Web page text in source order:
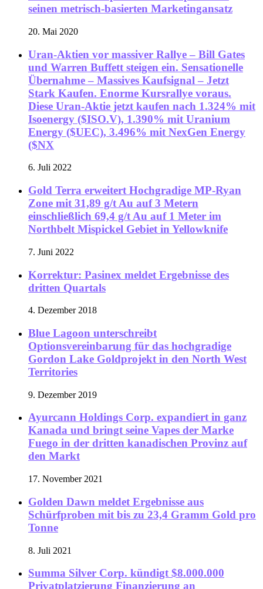
seinen metrisch-basierten Marketingansatz
20. Mai 2020
Uran-Aktien vor massiver Rallye – Bill Gates
und Warren Buffett steigen ein. Sensationelle
Übernahme – Massives Kaufsignal – Jetzt
Stark Kaufen. Enorme Kursrallye voraus.
Diese Uran-Aktie jetzt kaufen nach 1.324% mit
Isoenergy ($ISO.V), 1.390% mit Uranium
Energy ($UEC), 3.496% mit NexGen Energy
($NX
6. Juli 2022
Gold Terra erweitert Hochgradige MP-Ryan
Zone mit 31,89 g/t Au auf 3 Metern
einschließlich 69,4 g/t Au auf 1 Meter im
Northbelt Mispickel Gebiet in Yellowknife
7. Juni 2022
Korrektur: Pasinex meldet Ergebnisse des
dritten Quartals
4. Dezember 2018
Blue Lagoon unterschreibt
Optionsvereinbarung für das hochgradige
Gordon Lake Goldprojekt in den North West
Territories
9. Dezember 2019
Ayurcann Holdings Corp. expandiert in ganz
Kanada und bringt seine Vapes der Marke
Fuego in der dritten kanadischen Provinz auf
den Markt
17. November 2021
Golden Dawn meldet Ergebnisse aus
Schürfproben mit bis zu 23,4 Gramm Gold pro
Tonne
8. Juli 2021
Summa Silver Corp. kündigt $8.000.000
Privatplatzierung Finanzierung an